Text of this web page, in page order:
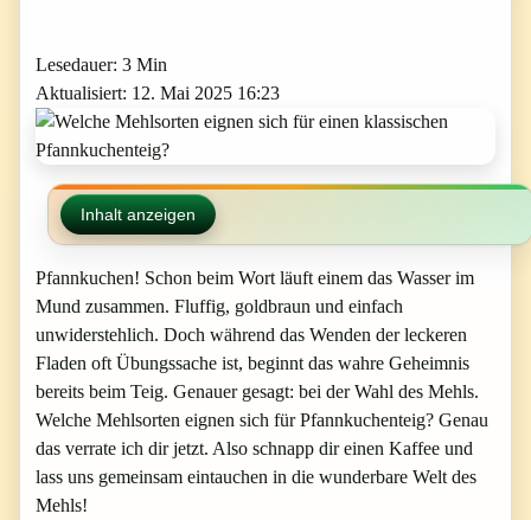
Lesedauer: 3 Min
Aktualisiert: 12. Mai 2025 16:23
Inhalt anzeigen
Pfannkuchen! Schon beim Wort läuft einem das Wasser im
Mund zusammen. Fluffig, goldbraun und einfach
unwiderstehlich. Doch während das Wenden der leckeren
Fladen oft Übungssache ist, beginnt das wahre Geheimnis
bereits beim Teig. Genauer gesagt: bei der Wahl des Mehls.
Welche Mehlsorten eignen sich für Pfannkuchenteig? Genau
das verrate ich dir jetzt. Also schnapp dir einen Kaffee und
lass uns gemeinsam eintauchen in die wunderbare Welt des
Mehls!